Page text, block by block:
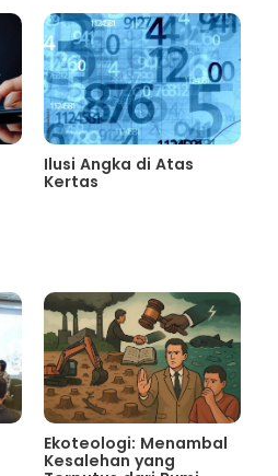
Ilusi Angka di Atas
Kertas
Ekoteologi: Menambal
Kesalehan yang